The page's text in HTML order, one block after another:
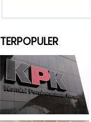
TERPOPULER